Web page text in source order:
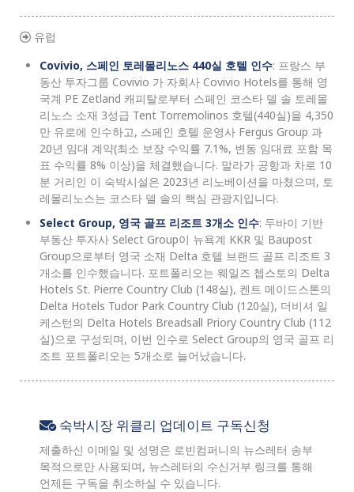
유럽
Covivio, 스페인 토레몰리노스 440실 호텔 인수: 프랑스 부
동산 투자그룹 Covivio 가 자회사 Covivio Hotels를 통해 영
국계 PE Zetland 캐피탈로부터 스페인 코스타 델 솔 토레몰
리노스 소재 3성급 Tent Torremolinos 호텔(440실)을 4,350
만 유로에 인수하고, 스페인 호텔 운영사 Fergus Group 과
20년 임대 계약(최소 보장 수익률 7.1%, 변동 임대료 포함 목
표 수익률 8% 이상)을 체결했습니다. 말라가 공항과 차로 10
분 거리인 이 숙박시설은 2023년 리노베이션을 마쳤으며, 토
레몰리노스는 코스타 델 솔의 핵심 관광지입니다.
Select Group, 영국 골프 리조트 3개소 인수: 두바이 기반
부동산 투자사 Select Group이 뉴욕계 KKR 및 Baupost
Group으로부터 영국 소재 Delta 호텔 브랜드 골프 리조트 3
개소를 인수했습니다. 포트폴리오는 웨일즈 쳅스토의 Delta
Hotels St. Pierre Country Club (148실), 켄트 메이드스톤의
Delta Hotels Tudor Park Country Club (120실), 더비셔 일
케스턴의 Delta Hotels Breadsall Priory Country Club (112
실)으로 구성되며, 이번 인수로 Select Group의 영국 골프 리
조트 포트폴리오는 5개소로 늘어났습니다.
숙박시장 위클리 업데이트 구독신청
제출하신 이메일 및 성명은 로빈컴퍼니의 뉴스레터 송부
목적으로만 사용되며, 뉴스레터의 수신거부 링크를 통해
언제든 구독을 취소하실 수 있습니다.